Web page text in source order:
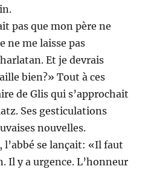
pas que mon père ne
ne me laisse pas
Et je devrais
bien?» Tout à ces
de Glis qui s’approchait
Ses gesticulations
nouvelles.
l’abbé se lançait: «Il faut
Il y a urgence. L’honneur